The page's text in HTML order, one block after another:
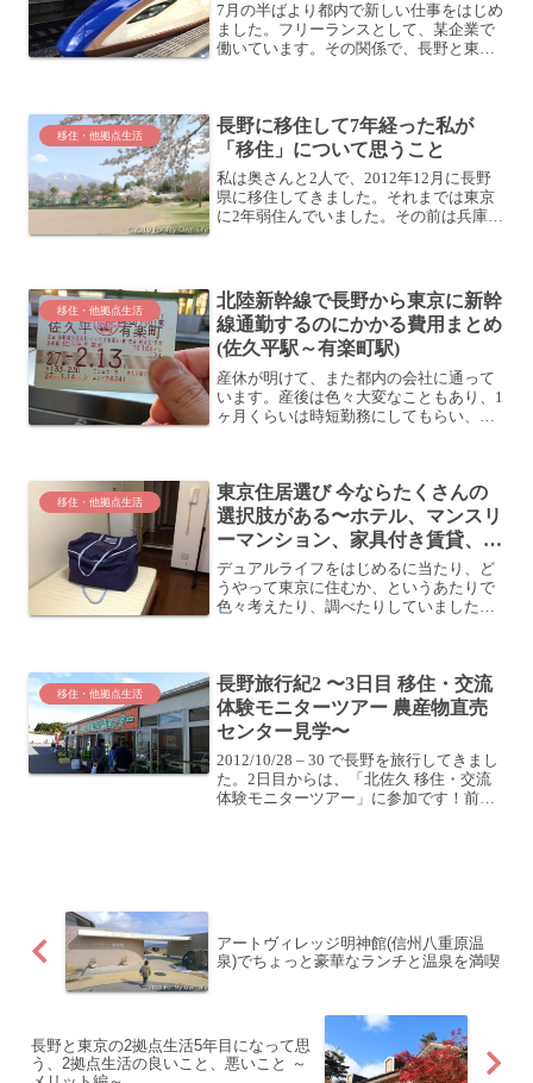
7月の半ばより都内で新しい仕事をはじめ
ました。フリーランスとして、某企業で
働いています。その関係で、長野と東京
住してから、初め...
移住・他拠点生活
長野に移住して7年経った私が
「移住」について思うこと
私は奥さんと2人で、2012年12月に長野
県に移住してきました。それまでは東京
に2年弱住んでいました。その前は兵庫に
野に住んでい...
移住・他拠点生活
北陸新幹線で長野から東京に新幹
線通勤するのにかかる費用まとめ
(佐久平駅～有楽町駅)
産休が明けて、また都内の会社に通って
います。産後は色々大変なこともあり、1
ヶ月くらいは時短勤務にしてもらい、長
です。ここでは費用面...
移住・他拠点生活
東京住居選び 今ならたくさんの
選択肢がある〜ホテル、マンスリ
ーマンション、家具付き賃貸、な
どなど
デュアルライフをはじめるに当たり、ど
うやって東京に住むか、というあたりで
色々考えたり、調べたりしていました。
ります。なので、本...
移住・他拠点生活
長野旅行紀2 〜3日目 移住・交流
体験モニターツアー 農産物直売
センター見学〜
2012/10/28 – 30 で長野を旅行してきまし
た。2日目からは、「北佐久 移住・交流
体験モニターツアー」に参加です！前回
アートヴィレッジ明神館(信州八重原温
泉)でちょっと豪華なランチと温泉を満喫
長野と東京の2拠点生活5年目になって思
う、2拠点生活の良いこと、悪いこと ～